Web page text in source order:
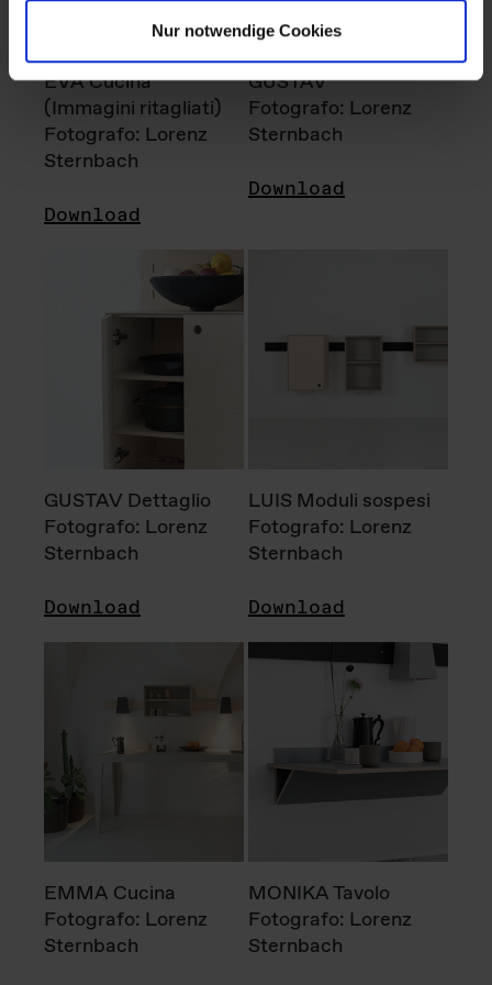
Nur notwendige Cookies
EVA Cucina
(Immagini ritagliati)
Fotografo: Lorenz
Sternbach
Download
GUSTAV
Fotografo: Lorenz
Sternbach
Download
GUSTAV Dettaglio
Fotografo: Lorenz
Sternbach
Download
LUIS Moduli sospesi
Fotografo: Lorenz
Sternbach
Download
EMMA Cucina
Fotografo: Lorenz
Sternbach
MONIKA Tavolo
Fotografo: Lorenz
Sternbach